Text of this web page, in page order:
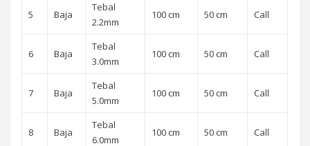
5 Baja
Tebal
2.2mm
100 cm 50 cm Call
6 Baja
Tebal
3.0mm
100 cm 50 cm Call
7 Baja
Tebal
5.0mm
100 cm 50 cm Call
8 Baja
Tebal
6.0mm
100 cm 50 cm Call